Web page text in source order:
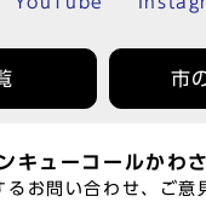
市
キューコールかわ
るお問い合わせ、ご意